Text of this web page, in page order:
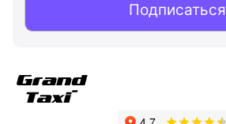
Подписаться